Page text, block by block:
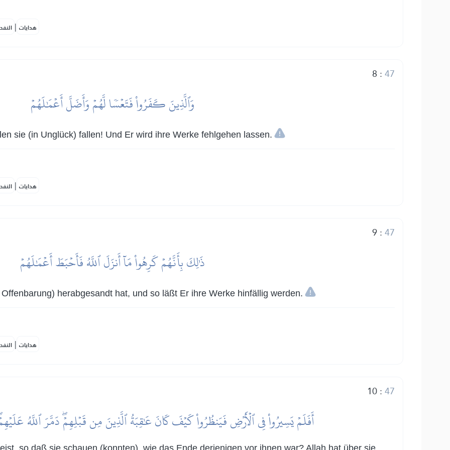
| هدايات
8 :47
وَٱلَّذِينَ كَفَرُواْ فَتَعۡسٗا لَّهُمۡ وَأَضَلَّ أَعۡمَٰلَهُمۡ
sie (in Unglück) fallen! Und Er wird ihre Werke fehlgehen lassen.
| هدايات
9:47
ذَٰلِكَ بِأَنَّهُمۡ كَرِهُواْ مَآ أَنزَلَ ٱللَّهُ فَأَحۡبَطَ أَعۡمَٰلَهُمۡ
herabgesandt hat, und so läßt Er ihre Werke hinfällig werden.
| هدايات
10:47
۞ أَفَلَمۡ يَسِيرُواْ فِي ٱلۡأَرۡضِ فَيَنظُرُواْ كَيۡفَ كَانَ عَٰقِبَةُ ٱلَّذِينَ مِن قَبۡلِهِمۡۖ دَمَّرَ ٱللَّهُ
so daß sie schauen (konnten), wie das Ende derjenigen vor ihnen war? Allah hat über sie